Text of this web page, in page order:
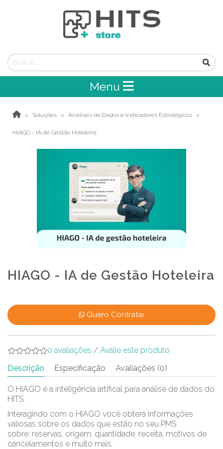
Menu
Soluções Análises de Dados e Indicadores Estratégicos
HIAGO - IA de Gestão Hoteleira
HIAGO - IA de Gestão Hoteleira
Quero Contratar
0 avaliações / Avalie este produto
Descrição
Especificação Avaliações (0)
O HIAGO é a inteligência artifical para análise de dados do
HITS.
Interagindo com o HIAGO você obterá informações
valiosas sobre os dados que estão no seu PMS
sobre: reservas, origem, quantidade, receita, motivos de
cancelamentos e muito mais.